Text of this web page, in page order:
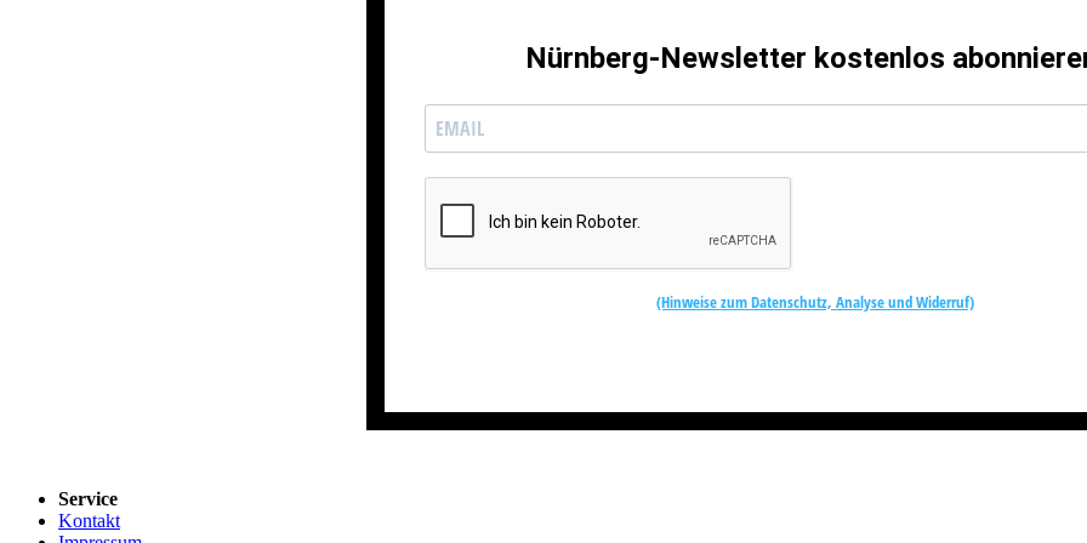
Nürnberg-Newsletter kostenlos
(Hinweise zum Datenschutz, Analyse und Widerruf)
Service
Kontakt